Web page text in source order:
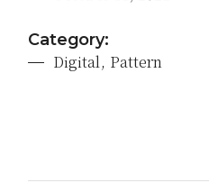
Category:
Digital Pattern